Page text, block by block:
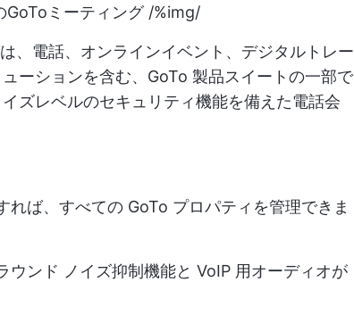
GoToミーティング /%img/
、電話、オンラインイベント、デジタルトレー
ーションを含む、GoTo 製品スイートの一部で
ズレベルのセキュリティ機能を備えた電話会
れば、すべての GoTo プロパティを管理できま
ウンド ノイズ抑制機能と VoIP 用オーディオが